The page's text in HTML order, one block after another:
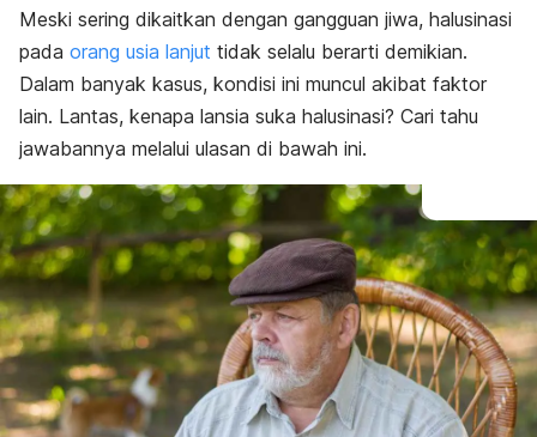
Meski sering dikaitkan dengan gangguan jiwa, halusinasi
pada orang usia lanjut tidak selalu berarti demikian.
Dalam banyak kasus, kondisi ini muncul akibat faktor
lain. Lantas, kenapa lansia suka halusinasi? Cari tahu
jawabannya melalui ulasan di bawah ini.